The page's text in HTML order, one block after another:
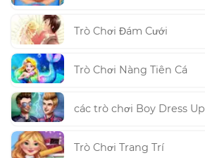
Trò Chơi Đám Cưới
Trò Chơi Nàng Tiên Cá
các trò chơi Boy Dress Up
Trò Chơi Trang Trí